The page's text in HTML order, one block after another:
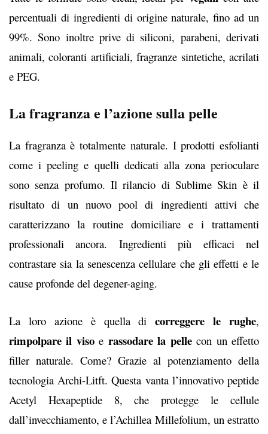
percentuali di ingredienti di origine naturale, fino ad un
99%. Sono inoltre prive di siliconi, parabeni, derivati
animali, coloranti artificiali, fragranze sintetiche, acrilati
e PEG.
La fragranza e l’azione sulla pelle
La fragranza è totalmente naturale. I prodotti esfolianti
come i peeling e quelli dedicati alla zona perioculare
sono senza profumo. Il rilancio di Sublime Skin è il
risultato di un nuovo pool di ingredienti attivi che
caratterizzano la routine domiciliare e i trattamenti
professionali ancora. Ingredienti più efficaci nel
contrastare sia la senescenza cellulare che gli effetti e le
cause profonde del degener-aging.
La loro azione è quella dicorreggere le rughe,
rimpolpare il visoe rassodare la pellecon un effetto
filler naturale. Come? Grazie al potenziamento della
tecnologia Archi-Litft. Questa vanta l’innovativo peptide
Acetyl Hexapeptide 8, che protegge le cellule
dall’invecchiamento, e l’Achillea Millefolium, un estratto